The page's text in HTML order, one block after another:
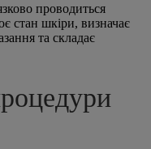
проводиться
стан шкіри, визначає
та складає